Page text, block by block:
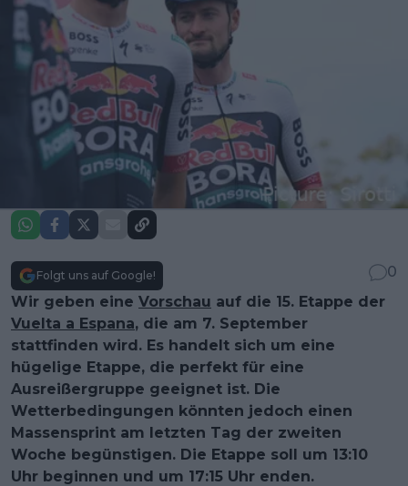
Folgt uns auf Google!
0
Wir geben eine Vorschau auf die 15. Etappe der
Vuelta a Espana, die am 7. September
stattfinden wird. Es handelt sich um eine
hügelige Etappe, die perfekt für eine
Ausreißergruppe geeignet ist. Die
Wetterbedingungen könnten jedoch einen
Massensprint am letzten Tag der zweiten
Woche begünstigen. Die Etappe soll um 13:10
Uhr beginnen und um 17:15 Uhr enden.